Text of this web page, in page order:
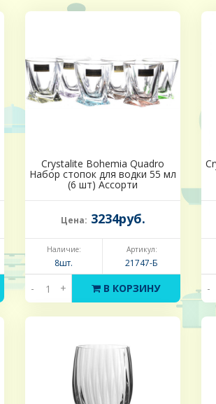
Crystalite Bohemia Quadro
Набор стопок для водки 55 мл
(6 шт) Ассорти
Цена: 3234руб.
Наличие:
8шт.
Артикул:
21747-Б
- + В КОРЗИНУ -